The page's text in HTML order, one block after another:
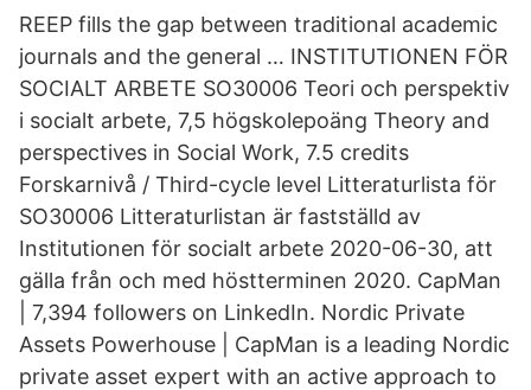
REEP fills the gap between traditional academic
journals and the general … INSTITUTIONEN FÖR
SOCIALT ARBETE SO30006 Teori och perspektiv
i socialt arbete, 7,5 högskolepoäng Theory and
perspectives in Social Work, 7.5 credits
Forskarnivå / Third-cycle level Litteraturlista för
SO30006 Litteraturlistan är fastställd av
Institutionen för socialt arbete 2020-06-30, att
gälla från och med höstterminen 2020. CapMan
| 7,394 followers on LinkedIn. Nordic Private
Assets Powerhouse | CapMan is a leading Nordic
private asset expert with an active approach to